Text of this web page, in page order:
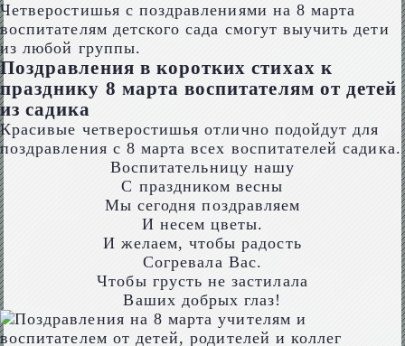
Четверостишья с поздравлениями на 8 марта
воспитателям детского сада смогут выучить дети
из любой группы.
Поздравления в коротких стихах к
празднику 8 марта воспитателям от детей
из садика
Красивые четверостишья отлично подойдут для
поздравления с 8 марта всех воспитателей садика.
Воспитательницу нашу
С праздником весны
Мы сегодня поздравляем
И несем цветы.
И желаем, чтобы радость
Согревала Вас.
Чтобы грусть не застилала
Ваших добрых глаз!